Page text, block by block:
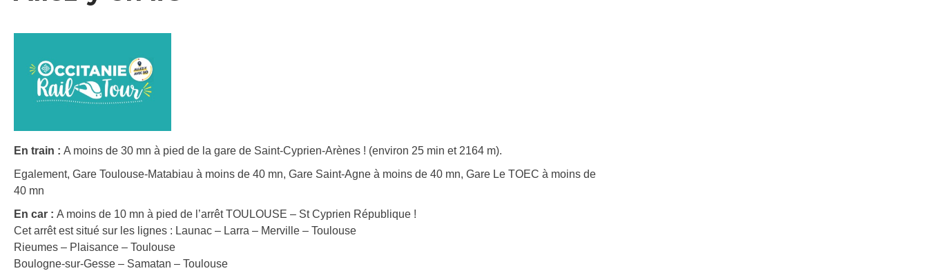
En train : A moins de 30 mn à pied de la gare de Saint-Cyprien-Arènes ! (environ 25 min et 2164 m).
Egalement, Gare Toulouse-Matabiau à moins de 40 mn, Gare Saint-Agne à moins de 40 mn, Gare Le TOEC à moins de
40 mn
En car : A moins de 10 mn à pied de l’arrêt TOULOUSE – St Cyprien République !
Cet arrêt est situé sur les lignes : Launac – Larra – Merville – Toulouse
Rieumes – Plaisance – Toulouse
Boulogne-sur-Gesse – Samatan – Toulouse